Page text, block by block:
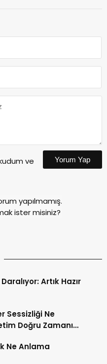
ve
Yorum Yap
yapılmamış.
ister misiniz?
Artık Hazır
Sessizliği Ne
Doğru Zamanı
Ne Anlama